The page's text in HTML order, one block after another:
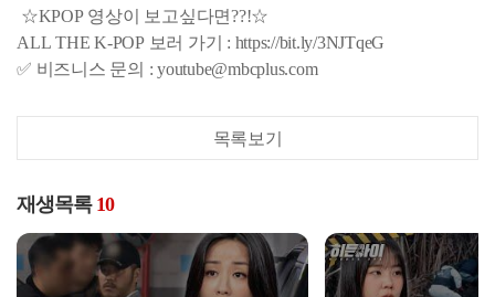
☆KPOP 영상이 보고싶다면??!☆
ALL THE K-POP 보러 가기 : https://bit.ly/3NJTqeG
✅ 비즈니스 문의 : youtube@mbcplus.com
목록보기
재생목록 10